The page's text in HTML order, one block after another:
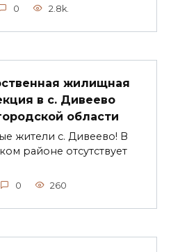
0 2.8k.
жилищная
в с. Дивеево
области
жители с. Дивеево! В
районе отсутствует
0 260